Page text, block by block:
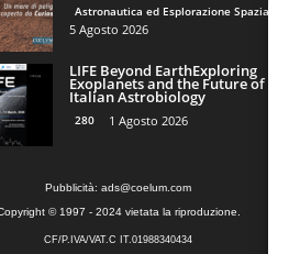
Astronautica ed Esplorazione Spaziale
5 Agosto 2026
LIFE Beyond EarthExploring
Exoplanets and the Future of
Italian Astrobiology
280 1 Agosto 2026
Pubblicità: ads@coelum.com
© 1997 - 2024 vietata la riproduzione.
CF/P.IVA/VAT.C IT.01988340434